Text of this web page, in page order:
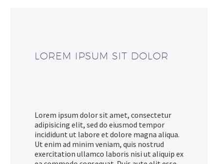
LOREM IPSUM SIT DOLOR
Lorem ipsum dolor sit amet, consectetur
adipisicing elit, sed do eiusmod tempor
incididunt ut labore et dolore magna aliqua.
Ut enim ad minim veniam, quis nostrud
exercitation ullamco laboris nisi ut aliquip ex